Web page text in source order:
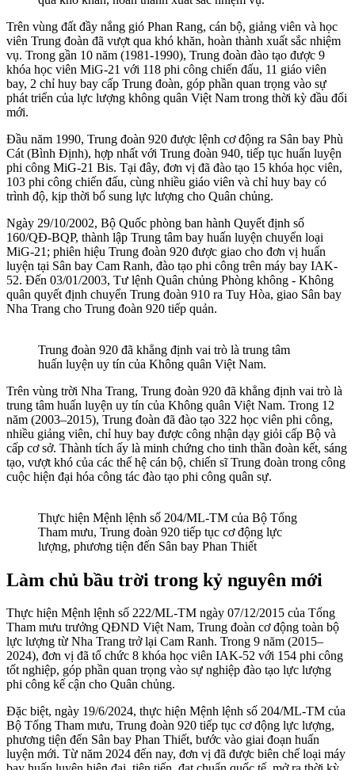
Trên vùng đất đầy nắng gió Phan Rang, cán bộ, giảng viên và học
viên Trung đoàn đã vượt qua khó khăn, hoàn thành xuất sắc nhiệm
vụ. Trong gần 10 năm (1981-1990), Trung đoàn đào tạo được 9
khóa học viên MiG-21 với 118 phi công chiến đấu, 11 giáo viên
bay, 2 chỉ huy bay cấp Trung đoàn, góp phần quan trọng vào sự
phát triển của lực lượng không quân Việt Nam trong thời kỳ đầu đổi
mới.
Đầu năm 1990, Trung đoàn 920 được lệnh cơ động ra Sân bay Phù
Cát (Bình Định), hợp nhất với Trung đoàn 940, tiếp tục huấn luyện
phi công MiG-21 Bis. Tại đây, đơn vị đã đào tạo 15 khóa học viên,
103 phi công chiến đấu, cùng nhiều giáo viên và chỉ huy bay có
trình độ, kịp thời bổ sung lực lượng cho Quân chủng.
Ngày 29/10/2002, Bộ Quốc phòng ban hành Quyết định số
160/QĐ-BQP, thành lập Trung tâm bay huấn luyện chuyển loại
MiG-21; phiên hiệu Trung đoàn 920 được giao cho đơn vị huấn
luyện tại Sân bay Cam Ranh, đào tạo phi công trên máy bay IAK-
52. Đến 03/01/2003, Tư lệnh Quân chủng Phòng không - Không
quân quyết định chuyển Trung đoàn 910 ra Tuy Hòa, giao Sân bay
Nha Trang cho Trung đoàn 920 tiếp quản.
Trung đoàn 920 đã khẳng định vai trò là trung tâm
huấn luyện uy tín của Không quân Việt Nam.
Trên vùng trời Nha Trang, Trung đoàn 920 đã khẳng định vai trò là
trung tâm huấn luyện uy tín của Không quân Việt Nam. Trong 12
năm (2003–2015), Trung đoàn đã đào tạo 322 học viên phi công,
nhiều giảng viên, chỉ huy bay được công nhận dạy giỏi cấp Bộ và
cấp cơ sở. Thành tích ấy là minh chứng cho tinh thần đoàn kết, sáng
tạo, vượt khó của các thế hệ cán bộ, chiến sĩ Trung đoàn trong công
cuộc hiện đại hóa công tác đào tạo phi công quân sự.
Thực hiện Mệnh lệnh số 204/ML-TM của Bộ Tổng
Tham mưu, Trung đoàn 920 tiếp tục cơ động lực
lượng, phương tiện đến Sân bay Phan Thiết
Làm chủ bầu trời trong kỷ nguyên mới
Thực hiện Mệnh lệnh số 222/ML-TM ngày 07/12/2015 của Tổng
Tham mưu trưởng QĐND Việt Nam, Trung đoàn cơ động toàn bộ
lực lượng từ Nha Trang trở lại Cam Ranh. Trong 9 năm (2015–
2024), đơn vị đã tổ chức 8 khóa học viên IAK-52 với 154 phi công
tốt nghiệp, góp phần quan trọng vào sự nghiệp đào tạo lực lượng
phi công kế cận cho Quân chủng.
Đặc biệt, ngày 19/6/2024, thực hiện Mệnh lệnh số 204/ML-TM của
Bộ Tổng Tham mưu, Trung đoàn 920 tiếp tục cơ động lực lượng,
phương tiện đến Sân bay Phan Thiết, bước vào giai đoạn huấn
luyện mới. Từ năm 2024 đến nay, đơn vị đã được biên chế loại máy